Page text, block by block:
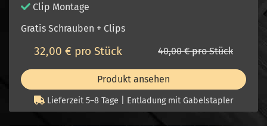
Clip Montage
Gratis Schrauben + Clips
32,00 € pro Stück 40,00 € pro Stück
Produkt ansehen
Lieferzeit 5–8 Tage | Entladung mit Gabelstapler